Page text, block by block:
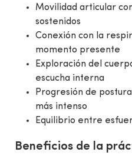
Movilidad articular
sostenidos
Conexión con la
momento presente
Exploración del
escucha interna
Progresión de
más intenso
Equilibrio entre
Beneficios de la